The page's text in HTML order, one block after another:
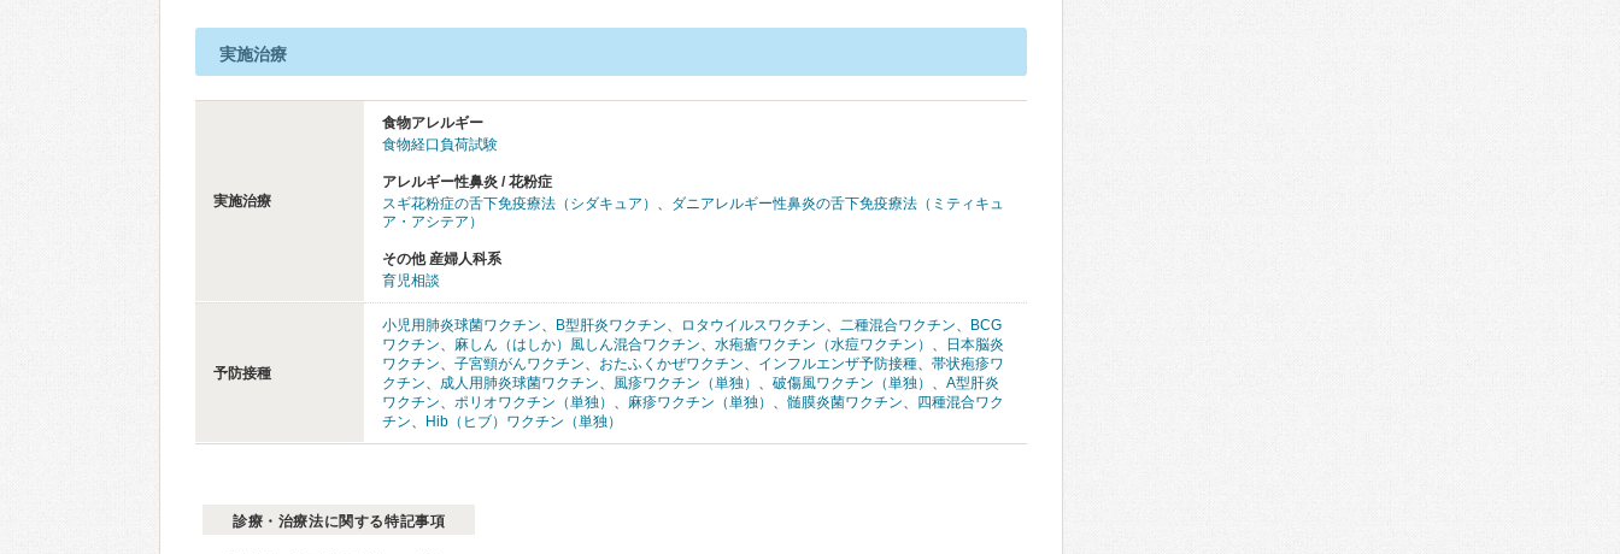
実施治療
実施治療
食物アレルギー
食物経口負荷試験
アレルギー性鼻炎 / 花粉症
スギ花粉症の舌下免疫療法（シダキュア） 、 ダニアレルギー性鼻炎の舌下免疫療法（ミティキュ
ア・アシテア）
その他 産婦人科系
育児相談
予防接種
小児用肺炎球菌ワクチン、 B型肝炎ワクチン、 ロタウイルスワクチン、 二種混合ワクチン、
BCG
ワクチン、 麻しん（はしか）風しん混合ワクチン、 水疱瘡ワクチン（水痘ワクチン） 、
日本脳炎
ワクチン、 子宮頸がんワクチン、 おたふくかぜワクチン、 インフルエンザ予防接種、 帯状疱疹ワ
クチン、 成人用肺炎球菌ワクチン、 風疹ワクチン（単独） 、 破傷風ワクチン（単独） 、 A型肝炎
ワクチン、 ポリオワクチン（単独） 、 麻疹ワクチン（単独） 、 髄膜炎菌ワクチン、
四種混合ワク
チン、 Hib（ヒブ）ワクチン（単独）
診療・治療法に関する特記事項